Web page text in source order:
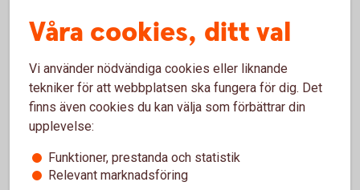
Förutsätter att den minderårige själv kan hantera sitt
BankID utan hjälp av en vuxen.
Tillbaka
Förutsätter att den minderårige själv kan hantera sitt
BankID utan hjälp av en vuxen.
Du behöver vara folkbokförd med officiell adress
hos Skatteverket för att kunna beställa ett BankID.
Våra cookies, ditt val
Vi använder nödvändiga cookies eller liknande
tekniker för att webbplatsen ska fungera för dig. Det
finns även cookies du kan välja som förbättrar din
upplevelse:
Funktioner, prestanda och statistik
Relevant marknadsföring